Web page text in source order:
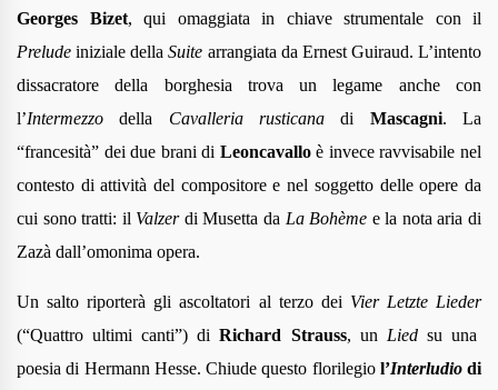
Georges Bizet, qui omaggiata in chiave strumentale con il
Prelude iniziale dellaSuite arrangiata da Ernest Guiraud. L’intento
dissacratore della borghesia trova un legame anche con
l’Intermezzo della Cavalleria rusticana di Mascagni. La
“francesità” dei due brani di Leoncavalloè invece ravvisabile nel
contesto di attività del compositore e nel soggetto delle opere da
cui sono tratti: il Valzer di Musetta da La Bohème e la nota aria di
Zazà dall’omonima opera.
Un salto riporterà gli ascoltatori al terzo dei Vier Letzte Lieder
(“Quattro ultimi canti”) diRichard Strauss, un Liedsu una
poesia di Hermann Hesse. Chiude questo florilegio l’Interludio di